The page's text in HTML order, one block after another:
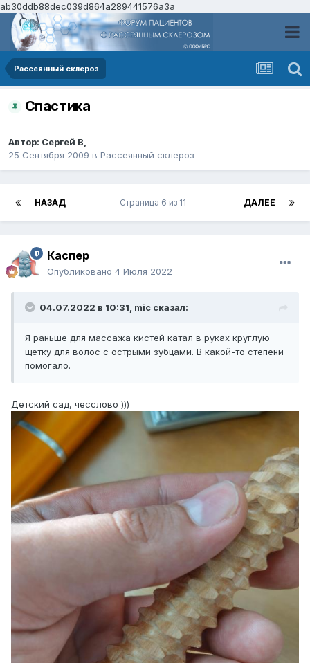
ab30ddb88dec039d864a289441576a3a
Рассеянный склероз
Спастика
Автор: Сергей В,
25 Сентября 2009 в Рассеянный склероз
НАЗАД ДАЛЕЕ
Страница 6 из 11
Каспер
Опубликовано 4 Июля 2022
04.07.2022 в 10:31, mic сказал:
Я раньше для массажа кистей катал в руках круглую
щётку для волос с острыми зубцами. В какой-то степени
помогало.
Детский сад, чесслово )))